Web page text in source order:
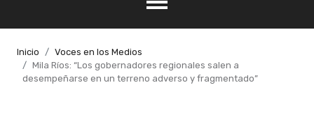
Inicio
Voces en los Medios
Mila Ríos: “Los gobernadores regionales salen a
desempeñarse en un terreno adverso y fragmentado”